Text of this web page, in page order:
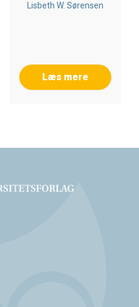
Lisbeth W. Sørensen
Læs mere